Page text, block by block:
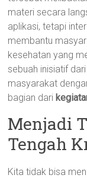
materi secara
aplikasi, tetapi
membantu
kesehatan yang
sebuah inisiatif
masyarakat
bagian dari
Menjadi
Tengah
Kita tidak bisa